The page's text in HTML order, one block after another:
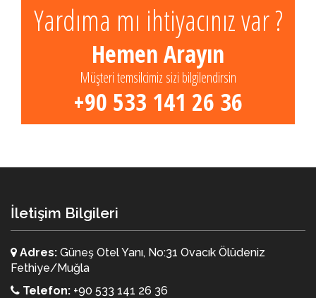
Yardıma mı ihtiyacınız var ?
Hemen Arayın
Müşteri temsilcimiz sizi bilgilendirsin
+90 533 141 26 36
İletişim Bilgileri
Adres: Güneş Otel Yanı, No:31 Ovacık Ölüdeniz
Fethiye/Muğla
Telefon: +90 533 141 26 36